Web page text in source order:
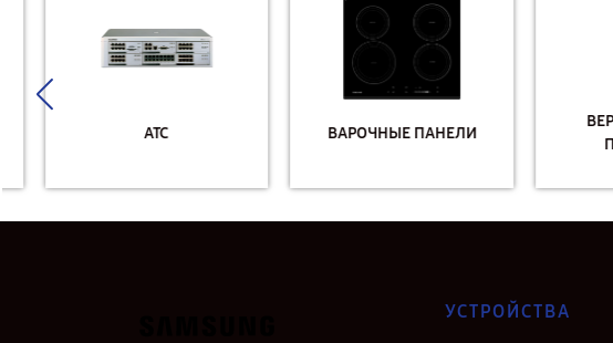
ВАРОЧНЫЕ ПАНЕЛИ
УСТРОЙСТВА